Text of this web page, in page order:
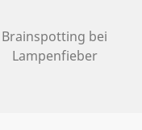
Brainspotting bei
Lampenfieber